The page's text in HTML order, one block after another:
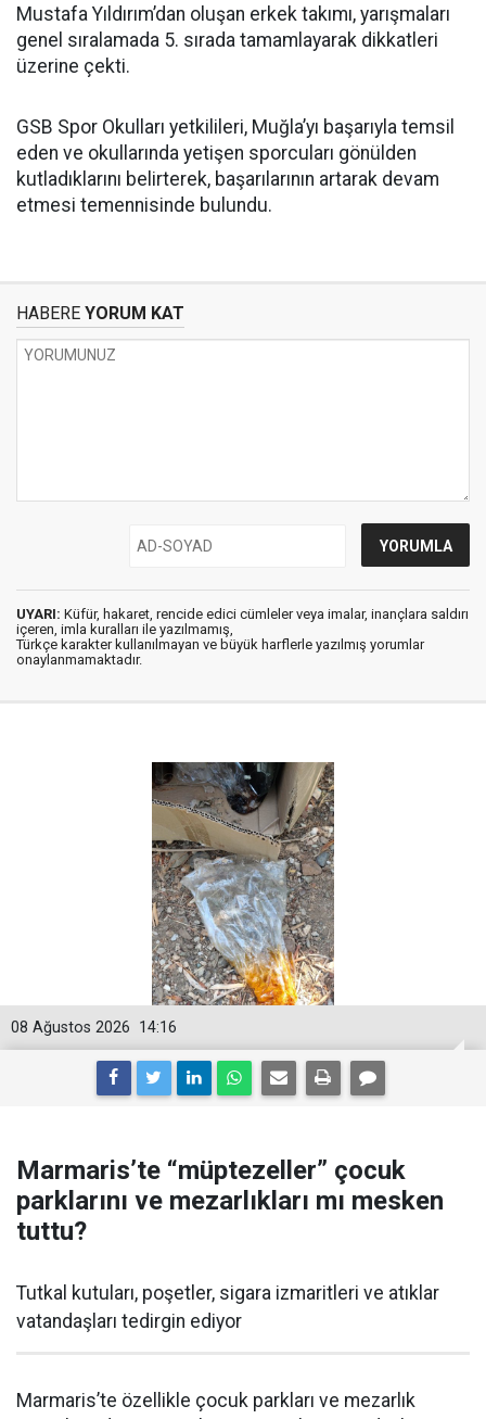
Mustafa Yıldırım’dan oluşan erkek takımı, yarışmaları
genel sıralamada 5. sırada tamamlayarak dikkatleri
üzerine çekti.
GSB Spor Okulları yetkilileri, Muğla’yı başarıyla temsil
eden ve okullarında yetişen sporcuları gönülden
kutladıklarını belirterek, başarılarının artarak devam
etmesi temennisinde bulundu.
HABERE YORUM KAT
UYARI: Küfür, hakaret, rencide edici cümleler veya imalar, inançlara saldırı
içeren, imla kuralları ile yazılmamış,
Türkçe karakter kullanılmayan ve büyük harflerle yazılmış yorumlar
onaylanmamaktadır.
14:16
08 Ağustos 2026
Marmaris’te “müptezeller” çocuk
parklarını ve mezarlıkları mı mesken
tuttu?
Tutkal kutuları, poşetler, sigara izmaritleri ve atıklar
vatandaşları tedirgin ediyor
Marmaris’te özellikle çocuk parkları ve mezarlık